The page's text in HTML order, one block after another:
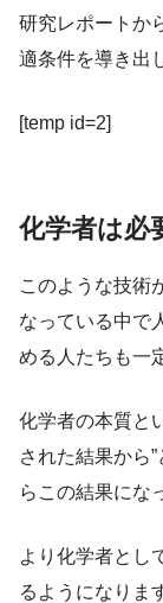
研究レポートか
適条件を導き出
[temp id=2]
化学者は必
このような技術
なっている中で
める人たちも一
化学者の本質と
された結果から
らこの結果にな
より化学者とし
るようになりま